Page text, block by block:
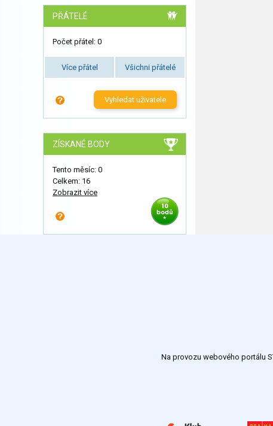
PŘÁTELÉ
Počet přátel: 0
Více přátel Všichni přátelé
Vyhledat uživatele
ZÍSKANÉ BODY
Tento měsíc: 0
Celkem: 16
Zobrazit více
Na provozu webového portálu